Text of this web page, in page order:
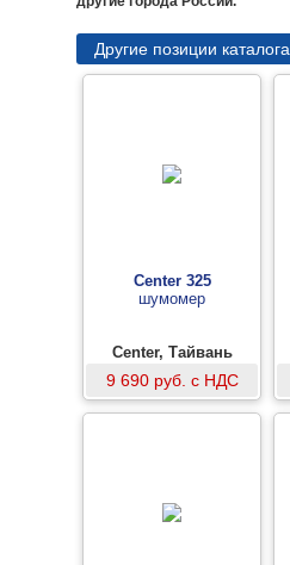
Другие позиции каталога
Center 325
шумомер
Center, Тайвань
9 690 руб. с НДС